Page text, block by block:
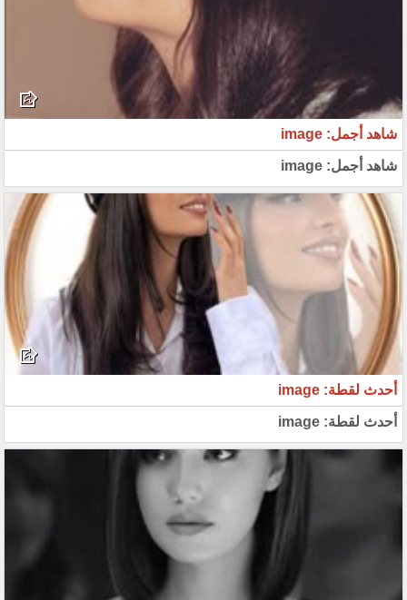
شاهد أجمل: image
شاهد أجمل: image
أحدث لقطة: image
أحدث لقطة: image